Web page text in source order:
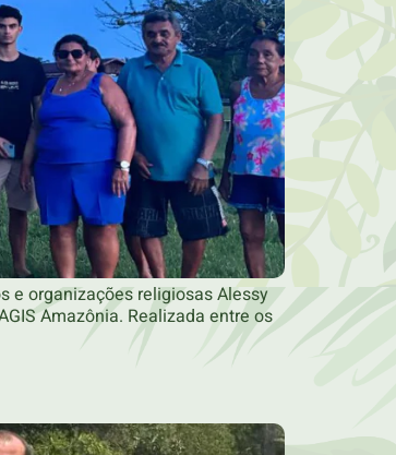
e organizações religiosas Alessy
Amazônia. Realizada entre os